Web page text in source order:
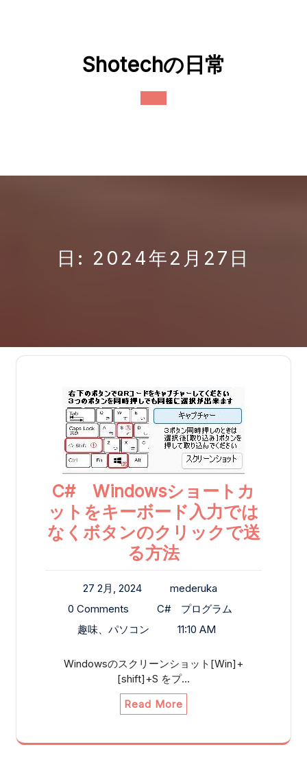
Shotechの日常
日: 2024年2月27日
C# Windowsショートカ
ットをキーボード入力では
なくボタンのクリックで送
る方法
27 2月, 2024
mederuka
0 Comments
C#
プログラム
趣味、パソコン
11:10 AM
Windowsのスクリーンショット[Win]+
[shift]+S をプ…
Read More